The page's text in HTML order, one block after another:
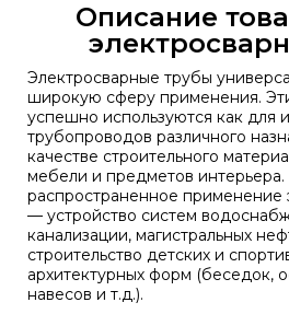
Описание
Электросварные трубы
широкую сферу применения.
успешно используются как для
трубопроводов различного
качестве строительного
мебели и предметов
распространенное применение
— устройство систем
канализации, магистральных
строительство детских и
архитектурных форм (беседок,
навесов и т.д.).